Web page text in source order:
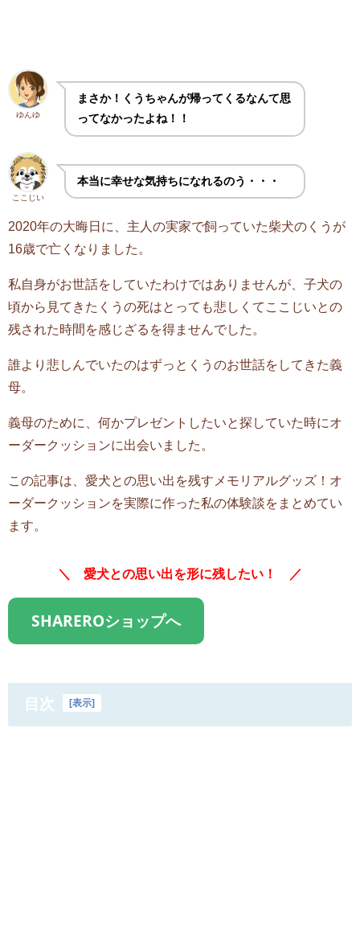
ゆんゆ
まさか！くうちゃんが帰ってくるなんて思
ってなかったよね！！
ここじい
本当に幸せな気持ちになれるのう・・・
2020年の大晦日に、主人の実家で飼っていた柴犬のくうが
16歳で亡くなりました。
私自身がお世話をしていたわけではありませんが、子犬の
頃から見てきたくうの死はとっても悲しくてここじいとの
残された時間を感じざるを得ませんでした。
誰より悲しんでいたのはずっとくうのお世話をしてきた義
母。
義母のために、何かプレゼントしたいと探していた時にオ
ーダークッションに出会いました。
この記事は、愛犬との思い出を残すメモリアルグッズ！オ
ーダークッションを実際に作った私の体験談をまとめてい
ます。
＼ 愛犬との思い出を形に残したい！ ／
SHAREROショップへ
目次 [表示]